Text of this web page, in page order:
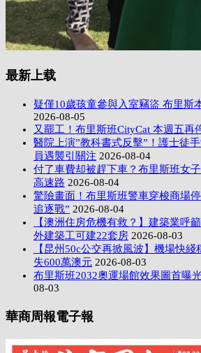
最新上载
疑僅10歲孩童參與入室竊盜 布里斯
2026-08-05
又罷工！布里斯班CityCat 本週五再
醫院上演”教科書式反擊”！護士徒
員遇襲引關注 2026-08-04
付了車費却被趕下車？布里斯班女
高速路 2026-08-04
驚險畫面！布里斯班警車穿梭商場
追逐戰” 2026-08-04
【澳洲住房危機有救？】建築業呼
外建築工可建22套房 2026-08-03
【昆州50c公交再掀風波】機場快
失600萬澳元 2026-08-03
布里斯班2032奧運場館效果圖首曝
08-03
華商周報電子報